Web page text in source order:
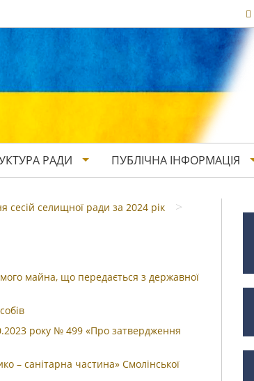
РАДИ ПУБЛІЧНА ІНФОРМАЦІЯ
сесій селищної ради за 2024 рік >
майна, що передається з державної
року № 499 «Про затвердження
– санітарна частина» Смолінської